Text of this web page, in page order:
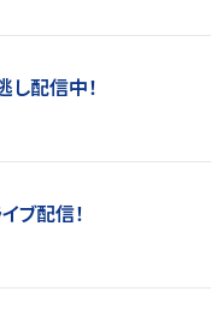
配信中！
ブ配信！